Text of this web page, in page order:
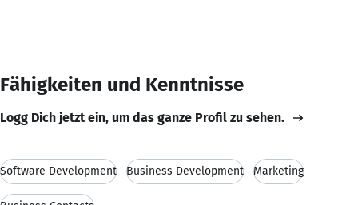
Fähigkeiten und Kenntnisse
Logg Dich jetzt ein, um das ganze Profil zu sehen.
Software Development Business Development Marketing